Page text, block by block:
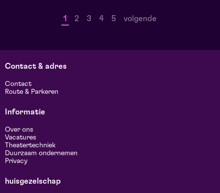
1 2 3 4 5 volgende
Contact & adres
Contact
Route & Parkeren
Informatie
Over ons
Vacatures
Theatertechniek
Duurzaam ondernemen
Privacy
huisgezelschap